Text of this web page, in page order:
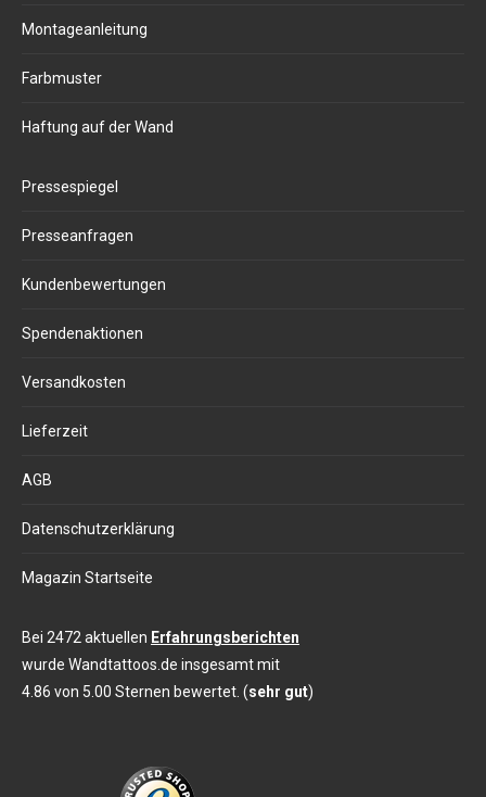
Montageanleitung
Farbmuster
Haftung auf der Wand
Pressespiegel
Presseanfragen
Kundenbewertungen
Spendenaktionen
Versandkosten
Lieferzeit
AGB
Datenschutzerklärung
Magazin Startseite
Bei 2472 aktuellen Erfahrungsberichten
wurde Wandtattoos.de insgesamt mit
4.86 von 5.00 Sternen bewertet. (sehr gut)